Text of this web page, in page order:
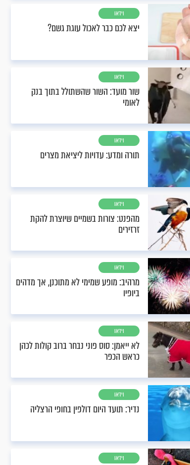
וידאו
יצא לכם כבר לאכול עוגת גשם?
וידאו
שור מועד: השור שהשתולל בתוך בנק
לאומי
וידאו
תורה ומדע: עדויות ליציאת מצרים
וידאו
מהפנט: צורות בשמיים שיוצרת להקת
זרזירים
וידאו
מרהיב: מופע שמימי לא מתוכנן, אך מדהים
ביופיו
וידאו
לא ייאמן: סוס פוני נבחר ברוב קולות לכהן
כראש הכפר
וידאו
נדיר: תועד היום דולפין בחופי הרצליה
וידאו